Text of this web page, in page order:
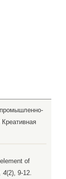
of
4(2), 9-12.